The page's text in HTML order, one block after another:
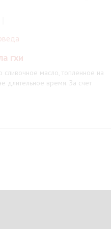
гхи
сливочное масло, топленное на
длительное время. За счет